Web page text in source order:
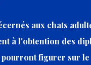
aux chats
à l'obtention des
figurer sur